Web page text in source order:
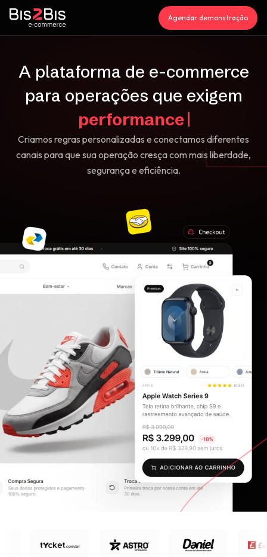
Agendar demonstração
A plataforma de e-commerce
para operações que exigem
p
Criamos regras personalizadas e conectamos diferentes
canais para que sua operação cresça com mais liberdade,
segurança e eficiência.